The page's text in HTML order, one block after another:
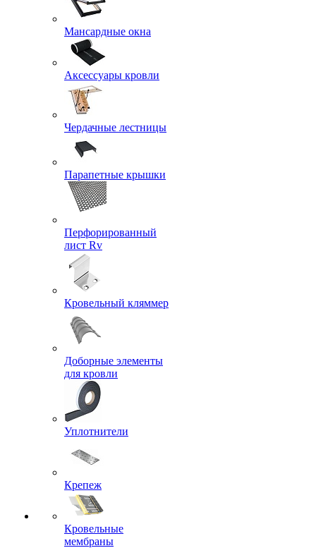
Мансардные окна
Аксессуары кровли
Чердачные лестницы
Парапетные крышки
Перфорированный
лист Rv
Кровельный кляммер
Доборные элементы
для кровли
Уплотнители
Крепеж
Кровельные
мембраны